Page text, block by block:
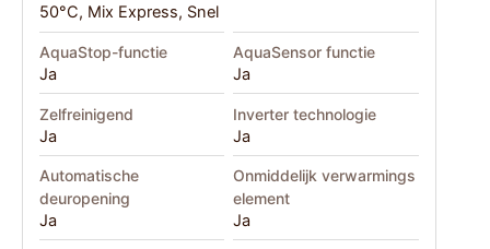
50°C, Mix Express, Snel
AquaStop-functie
Ja
AquaSensor functie
Ja
Zelfreinigend
Ja
Inverter technologie
Ja
Automatische
deuropening
Ja
Onmiddelijk verwarmings
element
Ja